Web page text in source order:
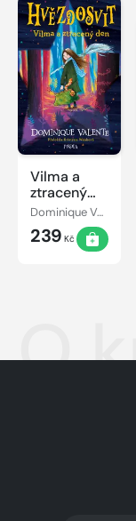
Vilma a
ztracený
den
Dominique Valente
239 Kč
O